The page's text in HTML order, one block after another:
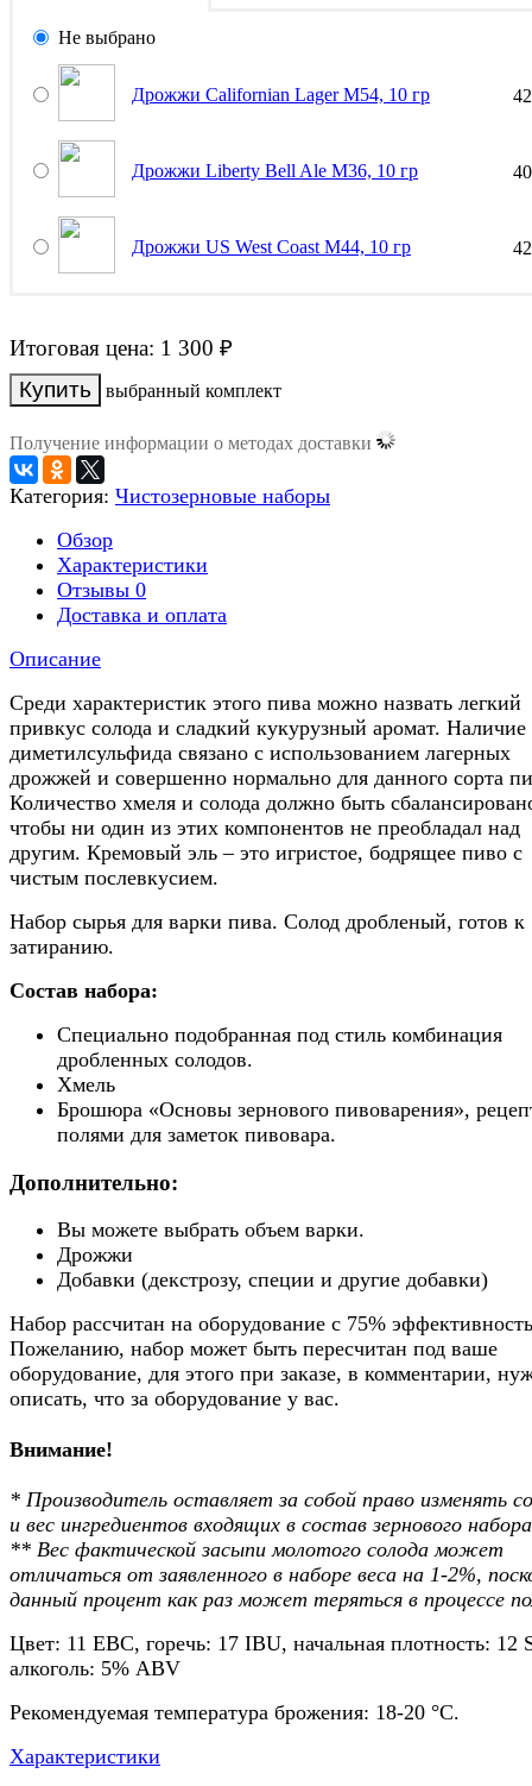
Не выбрано
Дрожжи Californian Lager M54, 10 гр
Дрожжи Liberty Bell Ale M36, 10 гр
Дрожжи US West Coast M44, 10 гр
Итоговая цена: 1 300 ₽
выбранный комплект
Получение информации о методах доставки
Категория: Чистозерновые наборы
Обзор
Характеристики
Отзывы 0
Доставка и оплата
Описание
Среди характеристик этого пива можно назвать легкий
привкус солода и сладкий кукурузный аромат. Наличие
диметилсульфида связано с использованием лагерных
дрожжей и совершенно нормально для данного сорта
Количество хмеля и солода должно быть
чтобы ни один из этих компонентов не преобладал над
другим. Кремовый эль – это игристое, бодрящее пиво с
чистым послевкусием.
Набор сырья для варки пива. Солод дробленый, готов к
затиранию.
Состав набора:
Специально подобранная под стиль комбинация
дробленных солодов.
Хмель
Брошюра «Основы зернового пивоварения»,
полями для заметок пивовара.
Дополнительно:
Вы можете выбрать объем варки.
Дрожжи
Добавки (декстрозу, специи и другие добавки)
Набор рассчитан на оборудование с 75%
Пожеланию, набор может быть пересчитан под ваше
оборудование, для этого при заказе, в комментарии,
описать, что за оборудование у вас.
Внимание!
* Производитель оставляет за собой право изменять
и вес ингредиентов входящих в состав зернового
** Вес фактической засыпи молотого солода может
отличаться от заявленного в наборе веса на 1-2%,
данный процент как раз может теряться в процессе
Цвет: 11 EBC, горечь: 17 IBU, начальная плотность: 12
алкоголь: 5% ABV
Рекомендуемая температура брожения: 18-20 °C.
Характеристики